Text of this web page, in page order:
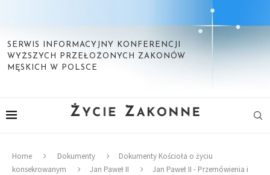
SERWIS INFORMACYJNY KONFERENCJI
WYŻSZYCH PRZEŁOŻONYCH ZAKONÓW
MĘSKICH W POLSCE
Home Dokumenty
Dokumenty Kościoła o życiu
konsekrowanym
Jan Paweł II
Jan Paweł II - Przemówienia i